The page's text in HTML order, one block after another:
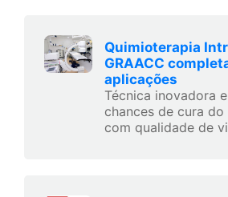
Quimioterapia
GRAACC
aplicações
Técnica inovadora
chances de cura
com qualidade de